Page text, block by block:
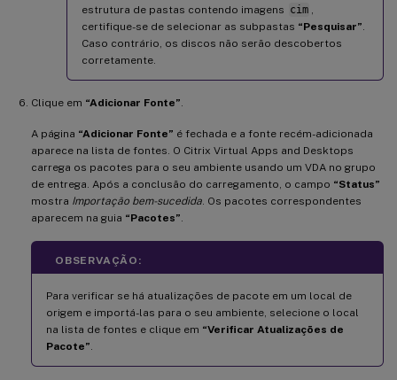
estrutura de pastas contendo imagens cim
certifique-se de selecionar as subpastas “Pesquisar”
Caso contrário, os discos não serão descobertos
corretamente.
Clique em “Adicionar Fonte”
A página “Adicionar Fonte” é fechada e a fonte recém-adicionada
aparece na lista de fontes. O Citrix Virtual Apps and Desktops
carrega os pacotes para o seu ambiente usando um VDA no grupo
de entrega. Após a conclusão do carregamento, o campo “Status”
mostra Importação bem-sucedida . Os pacotes correspondentes
aparecem na guia “Pacotes”
OBSERVAÇÃO:
Para verificar se há atualizações de pacote em um local de
origem e importá-las para o seu ambiente, selecione o local
na lista de fontes e clique em “Verificar Atualizações de
Pacote”